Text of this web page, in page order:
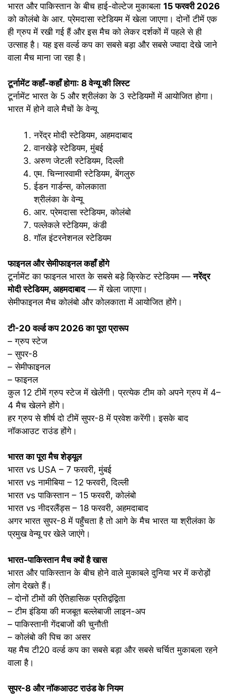
भारत और पाकिस्तान के बीच हाई-वोल्टेज मुकाबला 15 फरवरी 2026
को कोलंबो के आर. प्रेमदासा स्टेडियम में खेला जाएगा। दोनों टीमें एक
ही ग्रुप में रखी गई हैं और इस मैच को लेकर दर्शकों में पहले से ही
उत्साह है। यह इस वर्ल्ड कप का सबसे बड़ा और सबसे ज्यादा देखे जाने
वाला मैच माना जा रहा है।
टूर्नामेंट कहाँ-कहाँ होगा: 8 वेन्यू की लिस्ट
टूर्नामेंट भारत के 5 और श्रीलंका के 3 स्टेडियमों में आयोजित होगा।
भारत में होने वाले मैचों के वेन्यू
नरेंद्र मोदी स्टेडियम, अहमदाबाद
वानखेड़े स्टेडियम, मुंबई
अरुण जेटली स्टेडियम, दिल्ली
एम. चिन्नास्वामी स्टेडियम, बेंगलुरु
ईडन गार्डन्स, कोलकाता
श्रीलंका के वेन्यू
आर. प्रेमदासा स्टेडियम, कोलंबो
पल्लेकले स्टेडियम, कंडी
गॉल इंटरनेशनल स्टेडियम
फाइनल और सेमीफाइनल कहाँ होंगे
टूर्नामेंट का फाइनल भारत के सबसे बड़े क्रिकेट स्टेडियम —नरेंद्र
मोदी स्टेडियम, अहमदाबाद— में खेला जाएगा।
सेमीफाइनल मैच कोलंबो और कोलकाता में आयोजित होंगे।
टी-20 वर्ल्ड कप 2026 का पूरा प्रारूप
– ग्रुप स्टेज
– सुपर-8
– सेमीफाइनल
– फाइनल
कुल 12 टीमें ग्रुप स्टेज में खेलेंगी। प्रत्येक टीम को अपने ग्रुप में 4–
4 मैच खेलने होंगे।
हर ग्रुप से शीर्ष दो टीमें सुपर-8 में प्रवेश करेंगी। इसके बाद
नॉकआउट राउंड होंगे।
भारत का पूरा मैच शेड्यूल
भारत vs USA – 7 फरवरी, मुंबई
भारत vs नामीबिया – 12 फरवरी, दिल्ली
भारत vs पाकिस्तान – 15 फरवरी, कोलंबो
भारत vs नीदरलैंड्स – 18 फरवरी, अहमदाबाद
अगर भारत सुपर-8 में पहुँचता है तो आगे के मैच भारत या श्रीलंका के
प्रमुख वेन्यू पर खेले जाएंगे।
भारत-पाकिस्तान मैच क्यों है खास
भारत और पाकिस्तान के बीच होने वाले मुकाबले दुनिया भर में करोड़ों
लोग देखते हैं।
– दोनों टीमों की ऐतिहासिक प्रतिद्वंद्विता
– टीम इंडिया की मजबूत बल्लेबाजी लाइन-अप
– पाकिस्तानी गेंदबाजों की चुनौती
– कोलंबो की पिच का असर
यह मैच टी20 वर्ल्ड कप का सबसे बड़ा और सबसे चर्चित मुकाबला रहने
वाला है।
सुपर-8 और नॉकआउट राउंड के नियम